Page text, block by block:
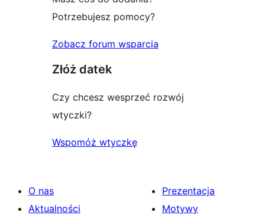
Potrzebujesz pomocy?
Zobacz forum wsparcia
Złóż datek
Czy chcesz wesprzeć rozwój
wtyczki?
Wspomóż wtyczkę
O nas
Aktualności
Prezentacja
Motywy